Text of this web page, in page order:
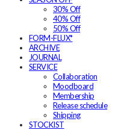
30% Off
40% Off
50% Off
FORM-FLUX*
ARCHIVE
JOURNAL
SERVICE
Collaboration
Moodboard
Membership
Release schedule
Shipping
STOCKIST